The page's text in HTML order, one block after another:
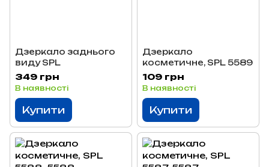
Дзеркало заднього
виду SPL
349 грн
В наявності
Купити
Дзеркало
косметичне, SPL 5589
109 грн
В наявності
Купити